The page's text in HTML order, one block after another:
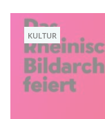
KULTUR